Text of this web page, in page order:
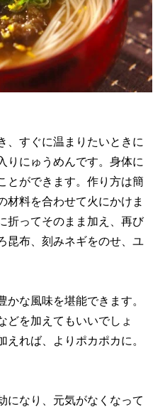
、すぐに温まりたいときに
りにゅうめんです。身体に
ができます。作り方は簡
材料を合わせて火にかけま
折ってそのまま加え、再び
昆布、刻みネギをのせ、ユ
かな風味を堪能できます。
どを加えてもいいでしょ
えれば、よりポカポカに。
になり、元気がなくなって